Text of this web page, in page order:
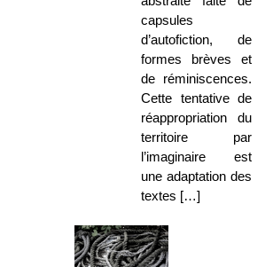
capsules
d’autofiction, de
formes brèves et
de réminiscences.
Cette tentative de
réappropriation du
territoire par
l’imaginaire est
une adaptation des
textes […]